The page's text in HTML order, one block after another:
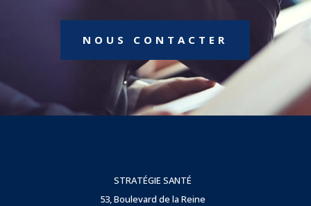
NOUS CONTACTER
STRATÉGIE SANTÉ
53, Boulevard de la Reine